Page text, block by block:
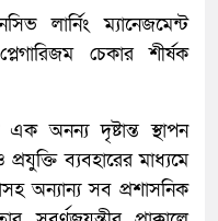
লার্নিং ম্যানেজমেন্ট
চেকার শীর্ষক
এক অনন্য দৃষ্টান্ত স্থাপন
ব্যবহারের মাধ্যমে
অন্যান্য সব প্রশাসনিক